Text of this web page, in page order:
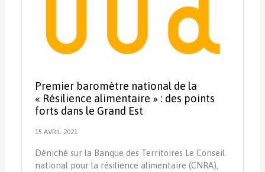
Premier baromètre national de la
« Résilience alimentaire » : des points
forts dans le Grand Est
15 AVRIL 2021
Déniché sur la Banque des Territoires Le Conseil
national pour la résilience alimentaire (CNRA),